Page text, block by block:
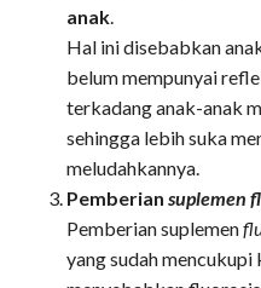
anak.
Hal ini disebabkan
belum mempunyai
terkadang anak-anak
sehingga lebih suka
meludahkannya.
Pemberian suplemen
Pemberian suplemen
yang sudah mencukupi